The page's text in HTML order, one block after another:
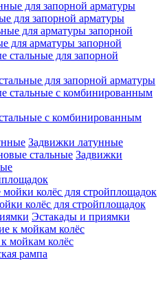
для запорной арматуры
для арматуры запорной
для запорной арматуры
с комбинированным
Задвижки латунные
Задвижки
колёс для стройплощадок
Эстакады и приямки
мойкам колёс
рампа